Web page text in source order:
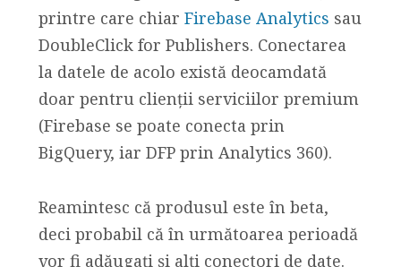
printre care chiar Firebase Analytics sau
DoubleClick for Publishers. Conectarea
la datele de acolo există deocamdată
doar pentru clienții serviciilor premium
(Firebase se poate conecta prin
BigQuery, iar DFP prin Analytics 360).
Reamintesc că produsul este în beta,
deci probabil că în următoarea perioadă
vor fi adăugați și alți conectori de date.